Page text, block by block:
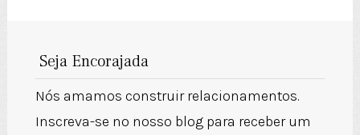
Seja Encorajada
Nós amamos construir relacionamentos.
Inscreva-se no nosso blog para receber um